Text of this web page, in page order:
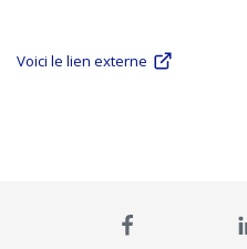
Voici le lien externe